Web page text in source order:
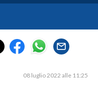
08 luglio 2022 alle 11:25